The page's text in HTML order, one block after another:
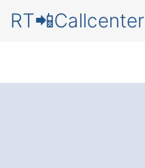
RT📲Callcenter